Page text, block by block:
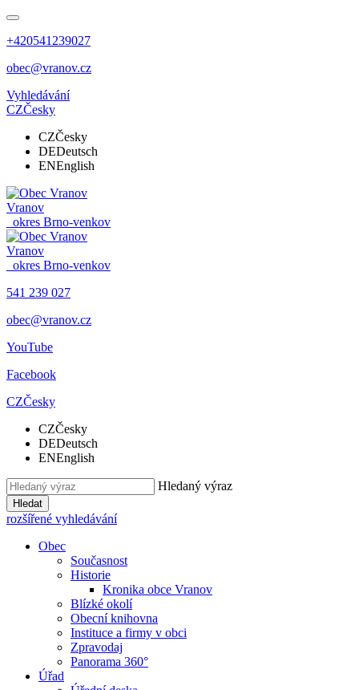
+420541239027
obec@vranov.cz
Vyhledávání
CZČesky
CZČesky
DEDeutsch
ENEnglish
Vranov
okres Brno-venkov
Vranov
okres Brno-venkov
541 239 027
obec@vranov.cz
YouTube
Facebook
CZČesky
CZČesky
DEDeutsch
ENEnglish
Hledaný výraz
Hledat
rozšířené vyhledávání
Obec
Současnost
Historie
Kronika obce Vranov
Blízké okolí
Obecní knihovna
Instituce a firmy v obci
Zpravodaj
Panorama 360°
Úřad